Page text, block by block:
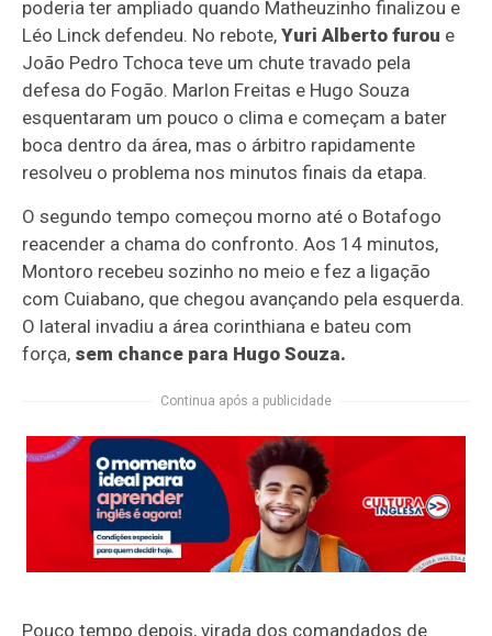
poderia ter ampliado quando Matheuzinho finalizou e
Léo Linck defendeu. No rebote,Yuri Alberto furou e
João Pedro Tchoca teve um chute travado pela
defesa do Fogão. Marlon Freitas e Hugo Souza
esquentaram um pouco o clima e começam a bater
boca dentro da área, mas o árbitro rapidamente
resolveu o problema nos minutos finais da etapa.
O segundo tempo começou morno até o Botafogo
reacender a chama do confronto. Aos 14 minutos,
Montoro recebeu sozinho no meio e fez a ligação
com Cuiabano, que chegou avançando pela esquerda.
O lateral invadiu a área corinthiana e bateu com
força, sem chance para Hugo Souza.
Continua após a publicidade
Pouco tempo depois, virada dos comandados de